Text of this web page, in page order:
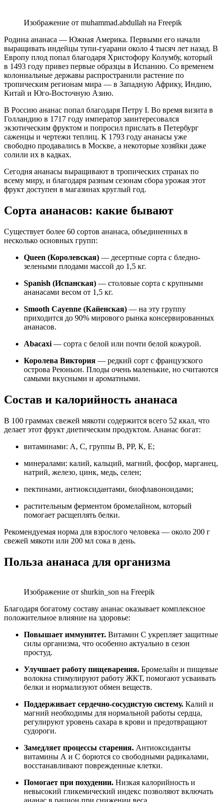
Изображение от muhammad.abdullah на Freepik
Родина ананаса — Южная Америка. Первыми его начали
выращивать индейцы тупи-гуарани около 4 тысяч лет назад. В
Европу плод попал благодаря Христофору Колумбу, который
в 1493 году привез первые образцы в Испанию. Со временем
колониальные державы распространили растение по
тропическим регионам мира — в Западную Африку, Индию,
Китай и Юго-Восточную Азию.
В Россию ананас попал благодаря Петру I. Во время визита в
Голландию в 1717 году император заинтересовался
экзотическим фруктом и попросил прислать в Петербург
саженцы и чертежи теплиц. К 1793 году ананасы уже
свободно продавались в Москве, а некоторые хозяйки даже
солили их в кадках.
Сегодня ананасы выращивают в тропических странах по
всему миру, и благодаря разным сезонам сбора урожая этот
фрукт доступен в магазинах круглый год.
Сорта ананасов: какие бывают
Существует более 60 сортов ананаса, объединенных в
несколько основных групп:
Queen (Королевская) — десертные сорта с бледно-
зелеными плодами массой до 1,5 кг.
Spanish (Испанская) — столовые сорта с крупными
ананасами весом от 1,5 кг.
Smooth Cayenne (Кайенская) — на эту группу
приходится до 90% мирового рынка консервированных
ананасов.
Abacaxi — сорта с белой или почти белой кожурой.
Королева Виктория — редкий сорт с французского
острова Реюньон. Плоды очень маленькие, но считаются
самыми вкусными и ароматными.
Состав и калорийность ананаса
В 100 граммах свежей мякоти содержится всего 52 ккал, что
делает этот фрукт диетическим продуктом. Ананас богат:
витаминами: А, С, группы В, РР, К, Е;
минералами: калий, кальций, магний, фосфор, марганец,
натрий, железо, цинк, медь, селен;
пектинами, антиоксидантами, биофлавоноидами;
растительным ферментом бромелайном, который
помогает расщеплять белки.
Рекомендуемая норма для взрослого человека — около 200 г
свежей мякоти или 200 мл сока в день.
Польза ананаса для организма
Изображение от shurkin_son на Freepik
Благодаря богатому составу ананас оказывает комплексное
положительное влияние на здоровье:
Повышает иммунитет. Витамин С укрепляет защитные
силы организма, что особенно актуально в сезон
простуд.
Улучшает работу пищеварения. Бромелайн и пищевые
волокна стимулируют работу ЖКТ, помогают усваивать
белки и нормализуют обмен веществ.
Поддерживает сердечно-сосудистую систему. Калий и
магний необходимы для нормальной работы сердца,
регулируют уровень сахара в крови и предотвращают
судороги.
Замедляет процессы старения. Антиоксиданты
витамины А и С борются со свободными радикалами,
восстанавливают поврежденные клетки.
Помогает при похудении. Низкая калорийность и
невысокий гликемический индекс позволяют включать
ананас в рацион при снижении веса.